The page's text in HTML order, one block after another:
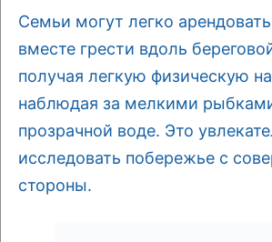
Семьи могут легко
вместе грести вдоль
получая легкую физическую
наблюдая за мелкими
прозрачной воде. Это
исследовать побережье с
стороны.